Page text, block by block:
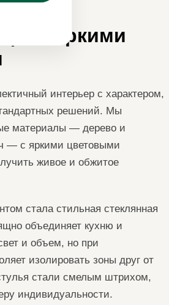
с яркими
интерьер с характером,
решений. Мы
материалы — дерево и
— с яркими цветовыми
живое и обжитое
стала стильная стеклянная
объединяет кухню и
и объем, но при
изолировать зоны друг от
стали смелым штрихом,
индивидуальности.